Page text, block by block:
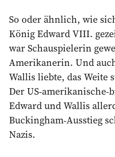
So oder ähnlich, wie
König Edward VIII.
war Schauspielerin
Amerikanerin. Und
Wallis liebte, das Weite
Der US-
Edward und Wallis
Buckingham-Ausstieg
Nazis.